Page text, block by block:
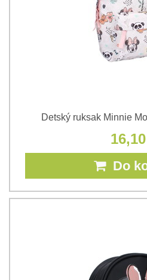
Detský ruksak Minnie
Do